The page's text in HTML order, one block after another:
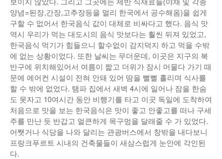
양념=된장,간장,고추장등을 멀리 한국에서 공수해옴)을 쉽게
구할 수 없어서 한국음식 값이 대체로 비싸다고 했다. 음식 맛
역시 우리가 먹는 대도시의 음식 맛보다는 훨씬 뒤져 있었고,
한국음식 먹기가 힘들으니 할수없이 감지덕지 하고 먹을 수밖
에 없는 상황이었다. 또한 날씨는 무더운데, 이곳은 지구의 북
반구에 위치해있어서 여름이 짧고 더위가 잠시 머물다 가기 때
문에 에어컨 시설이 전혀 안돼 있어 땀을 뻘뻘 흘리며 식사를
할 수 밖에 없었다. 탬파 집에서 새벽 4시에 일어나 잠을 한숨
도 못자고 10여시간 동안 비행기를 타고 이곳 독일에 도착하여
처음으로 맛을 보는 한국음식은 맛이 좋고 안좋고를 떠나 구세
주를 만난 듯 반갑고 얼큰하게 목구멍을 달래줄 수 가 있었다.
어쨋거나 식당을 나와 달리는 관광버스에서 창밖을 내다보니
프랑크푸르트 시내의 건축물들이 새삼스럽게 눈안에 각인된
다.